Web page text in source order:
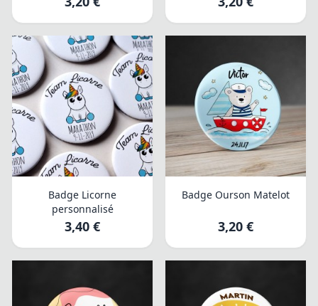
Badge Licorne
personnalisé
3,40 €
Badge Ourson Matelot
3,20 €